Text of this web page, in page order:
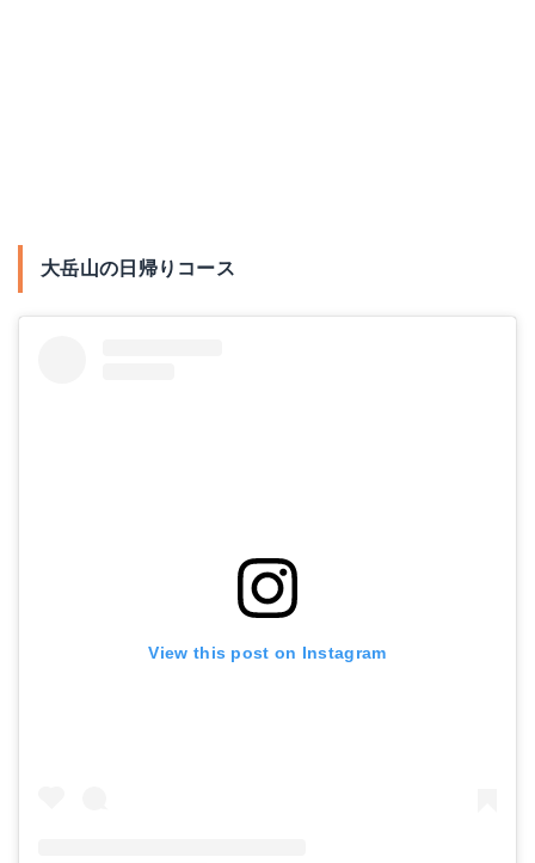
大岳山の日帰りコース
View this post on Instagram